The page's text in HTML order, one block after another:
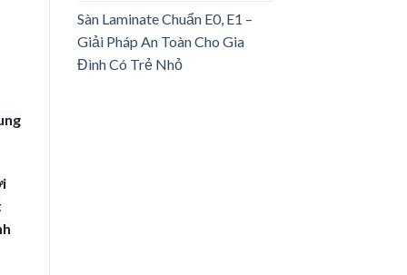
Sàn Laminate Chuẩn E0, E1 –
Giải Pháp An Toàn Cho Gia
Đình Có Trẻ Nhỏ